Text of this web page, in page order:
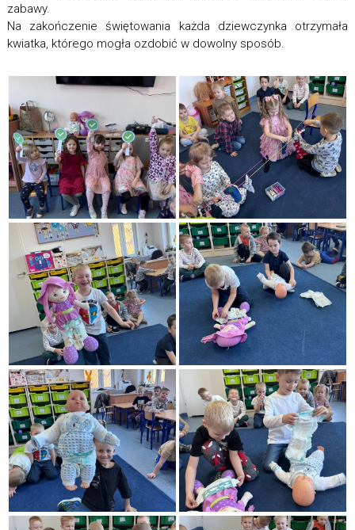
zabawy.
Na zakończenie świętowania każda dziewczynka otrzymała
kwiatka, którego mogła ozdobić w dowolny sposób.